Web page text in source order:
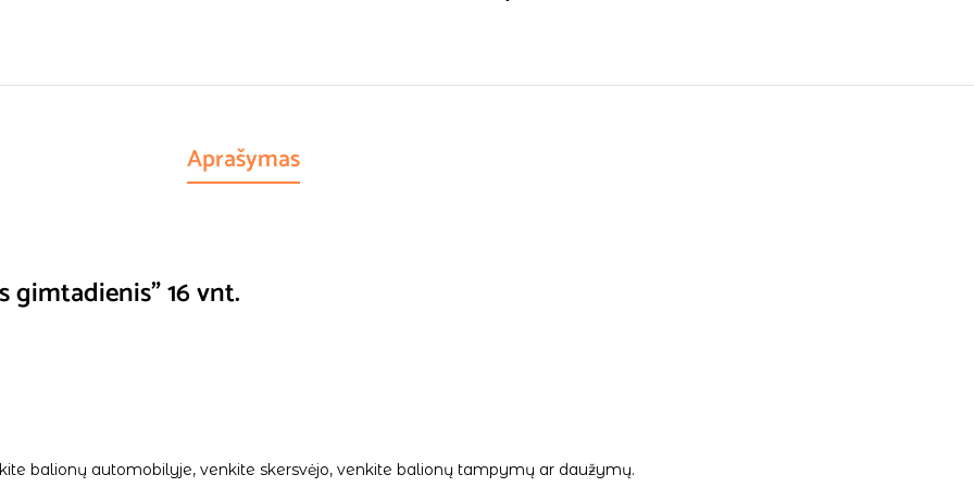
Aprašymas
gimtadienis” 16 vnt.
balionų automobilyje, venkite skersvėjo, venkite balionų tampymų ar daužymų.